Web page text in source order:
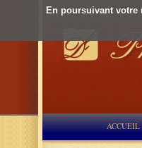
En poursuivant
ACCUEIL